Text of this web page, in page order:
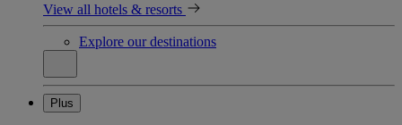
View all hotels & resorts
Explore our destinations
Plus